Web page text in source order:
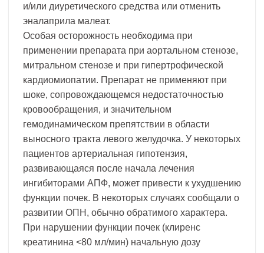
и/или диуретического средства или отменить
эналаприла малеат.
Особая осторожность необходима при
применении препарата при аортальном стенозе,
митральном стенозе и при гипертрофической
кардиомиопатии. Препарат не применяют при
шоке, сопровождающемся недостаточностью
кровообращения, и значительном
гемодинамическом препятствии в области
выносного тракта левого желудочка. У некоторых
пациентов артериальная гипотензия,
развивающаяся после начала лечения
ингибиторами АПФ, может привести к ухудшению
функции почек. В некоторых случаях сообщали о
развитии ОПН, обычно обратимого характера.
При нарушении функции почек (клиренс
креатинина <80 мл/мин) начальную дозу